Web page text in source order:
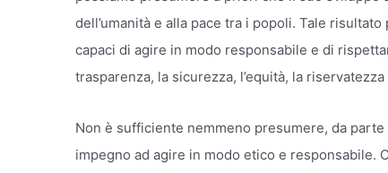
dell’umanità e alla pace tra i popoli. Tale
capaci di agire in modo responsabile e di
trasparenza, la sicurezza, l’equità, la riservatezza
Non è sufficiente nemmeno presumere, da
impegno ad agire in modo etico e responsabile.